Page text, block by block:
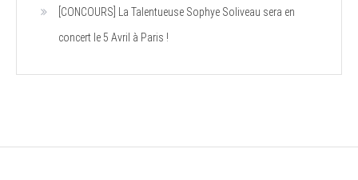
[CONCOURS] La Talentueuse Sophye Soliveau sera en
concert le 5 Avril à Paris !